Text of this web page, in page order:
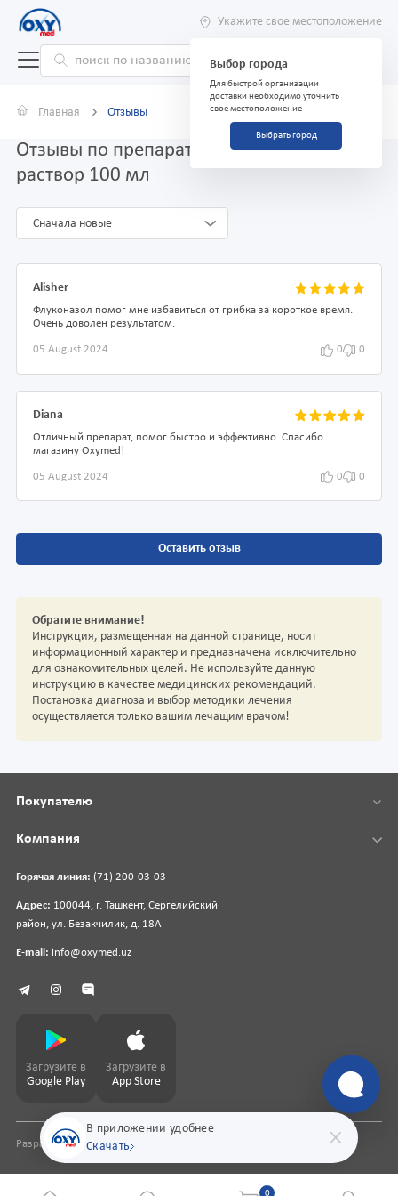
Укажите свое местоположение
Выбор города
Для быстрой организации
доставки необходимо уточнить
свое местоположение
Выбрать город
Главная Отзывы
Отзывы по препарату Флуконазол 0,2%
раствор 100 мл
Сначала новые
Alisher
Флуконазол помог мне избавиться от грибка за короткое время.
Очень доволен результатом.
05 August 2024 0 0
Diana
Отличный препарат, помог быстро и эффективно. Спасибо
магазину Oxymed!
05 August 2024 0 0
Оставить отзыв
Обратите внимание!
Инструкция, размещенная на данной странице, носит
информационный характер и предназначена исключительно
для ознакомительных целей. Не используйте данную
инструкцию в качестве медицинских рекомендаций.
Постановка диагноза и выбор методики лечения
осуществляется только вашим лечащим врачом!
В приложении удобнее
Скачать
Горячая линия: (71) 200-03-03
Адрес: 100044, г. Ташкент, Сергелийский
район, ул. Безакчилик, д. 18А
E-mail: info@oxymed.uz
Покупателю
Компания
Загрузите в
Google Play
Загрузите в
App Store
Разработка сайтаpharmit.uz
0